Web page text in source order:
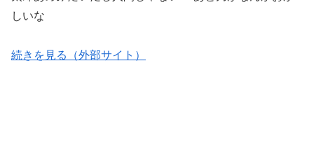
しいな
続きを見る（外部サイト）